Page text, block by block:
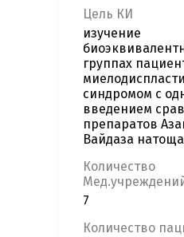
Цель КИ
изучение
группах
синдромом с
введением
препаратов
Вайдаза
Количество
7
Количество